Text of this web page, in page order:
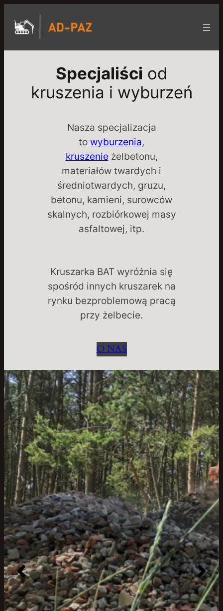
Specjaliści od
kruszenia i wyburzeń
Nasza specjalizacja
to wyburzenia,
kruszenie żelbetonu,
materiałów twardych i
średniotwardych, gruzu,
betonu, kamieni, surowców
skalnych, rozbiórkowej masy
asfaltowej, itp.
Kruszarka BAT wyróżnia się
spośród innych kruszarek na
rynku bezproblemową pracą
przy żelbecie.
O NAS